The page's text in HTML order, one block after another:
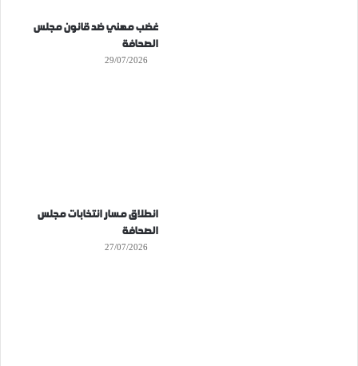
غضب مهني ضد قانون مجلس
الصحافة
29/07/2026
انطلاق مسار انتخابات مجلس
الصحافة
27/07/2026